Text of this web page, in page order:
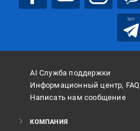
bot
AI Служба поддержки
Информационный центр, FAQ
Написать нам сообщение
КОМПАНИЯ